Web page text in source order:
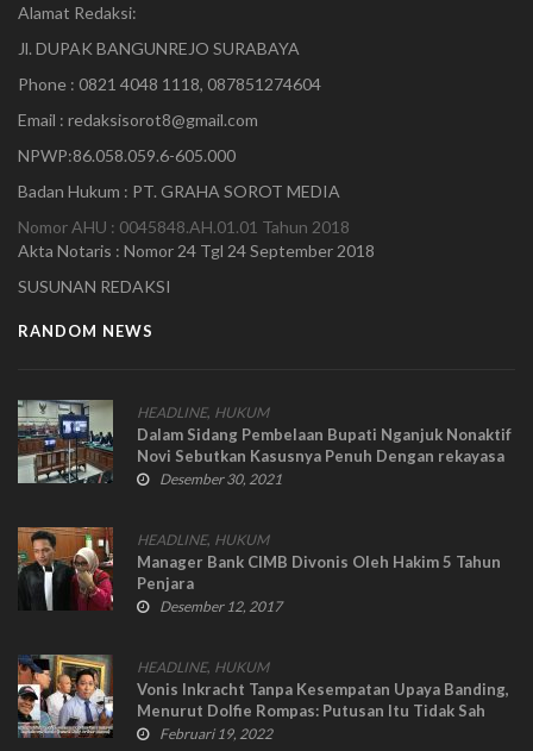
Alamat Redaksi:
Jl. DUPAK BANGUNREJO SURABAYA
Phone : 0821 4048 1118, 087851274604
Email : redaksisorot8@gmail.com
NPWP:86.058.059.6-605.000
Badan Hukum : PT. GRAHA SOROT MEDIA
Nomor AHU : 0045848.AH.01.01 Tahun 2018
Akta Notaris : Nomor 24 Tgl 24 September 2018
SUSUNAN REDAKSI
RANDOM NEWS
HEADLINE, HUKUM
Dalam Sidang Pembelaan Bupati Nganjuk Nonaktif
Novi Sebutkan Kasusnya Penuh Dengan rekayasa
Desember 30, 2021
HEADLINE, HUKUM
Manager Bank CIMB Divonis Oleh Hakim 5 Tahun
Penjara
Desember 12, 2017
HEADLINE, HUKUM
Vonis Inkracht Tanpa Kesempatan Upaya Banding,
Menurut Dolfie Rompas: Putusan Itu Tidak Sah
Februari 19, 2022